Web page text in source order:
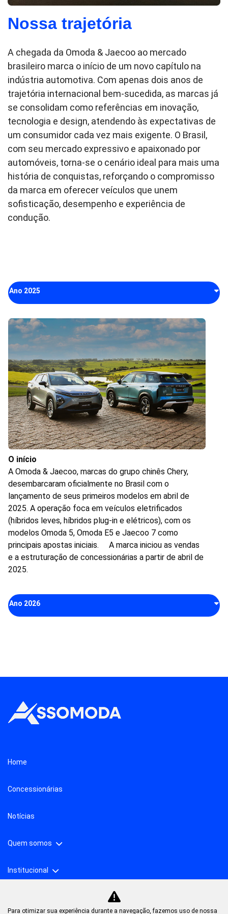
Nossa trajetória
A chegada da Omoda & Jaecoo ao mercado
brasileiro marca o início de um novo capítulo na
indústria automotiva. Com apenas dois anos de
trajetória internacional bem-sucedida, as marcas já
se consolidam como referências em inovação,
tecnologia e design, atendendo às expectativas de
um consumidor cada vez mais exigente. O Brasil,
com seu mercado expressivo e apaixonado por
automóveis, torna-se o cenário ideal para mais uma
história de conquistas, reforçando o compromisso
da marca em oferecer veículos que unem
sofisticação, desempenho e experiência de
condução.
Ano 2025
O início
A Omoda & Jaecoo, marcas do grupo chinês Chery,
desembarcaram oficialmente no Brasil com o
lançamento de seus primeiros modelos em abril de
2025. A operação foca em veículos eletrificados
(híbridos leves, híbridos plug-in e elétricos), com os
modelos Omoda 5, Omoda E5 e Jaecoo 7 como
principais apostas iniciais. A marca iniciou as vendas
e a estruturação de concessionárias a partir de abril de
2025.
Ano 2026
Home
Concessionárias
Notícias
Quem somos
Institucional
Para otimizar sua experiência durante a navegação, fazemos uso de nossa